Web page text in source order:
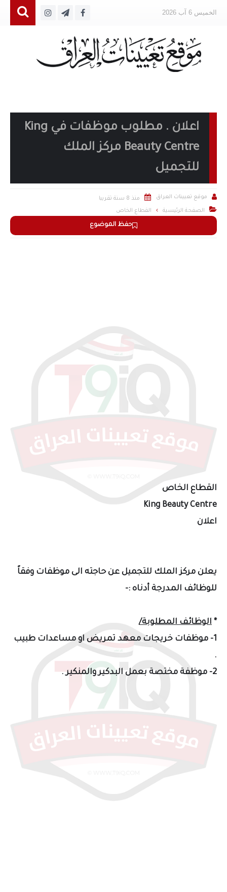
الخميس 6 آب 2026
اعلان . مطلوب موظفات في King
Beauty Centre مركز الملك
للتجميل
حفظ الموضوع
 موقع تعيينات العراق  منذ 8 سنة تقريبا
 الصفحة الرئيسية القطاع الخاص
القطاع الخاص
King Beauty Centre
اعلان
يعلن مركز الملك للتجميل عن حاجته الى موظفات وفقاً
للوظائف المدرجة أدناه :-
* الوظائف المطلوبة/
1- موظفات خريجات معهد تمريض او مساعدات طبيب
.
2- موظفة مختصة بعمل البدكير والمنكير .